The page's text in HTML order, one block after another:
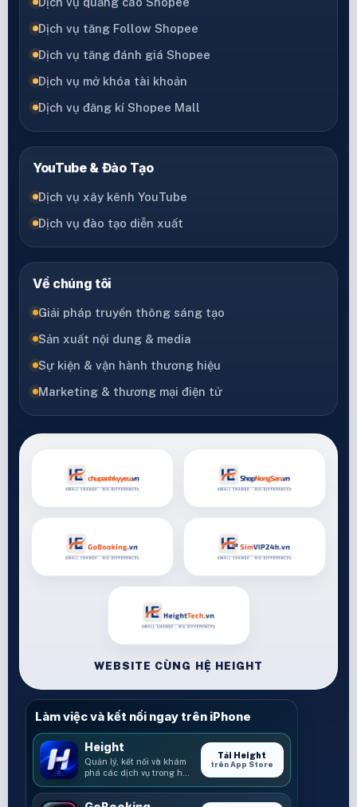
Dịch vụ tăng Follow Shopee
Dịch vụ tăng đánh giá Shopee
Dịch vụ mở khóa tài khoản
Dịch vụ đăng kí Shopee Mall
YouTube & Đào Tạo
Dịch vụ xây kênh YouTube
Dịch vụ đào tạo diễn xuất
Về chúng tôi
Giải pháp truyền thông sáng tạo
Sản xuất nội dung & media
Sự kiện & vận hành thương hiệu
Marketing & thương mại điện tử
WEBSITE CÙNG HỆ HEIGHT
Làm việc và kết nối ngay trên iPhone
Height
Quản lý, kết nối và khám
phá các dịch vụ trong hệ
sinh thái Height.
Tải Height
trên App Store